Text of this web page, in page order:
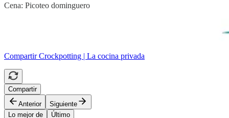
Cena: Picoteo dominguero
Compartir Crockpotting | La cocina privada
Compartir
Anterior
Siguiente
Lo mejor de
Último